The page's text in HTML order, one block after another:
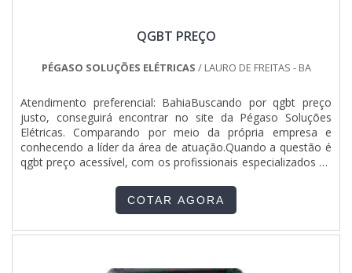
nas diversas áreas de atuação;Com mais de 15 anos de
as atividades;Sala de treinamento com materiais
última geração para melhor atender os projetos de cada
empresa.A MELHOR EMPRESA DE MOVIMENTAÇÃO DE
ITENSSomente na EIZ Engenharia é possível encontrar o que
há de melhor no ramo de movimentação de máquinas. Com
foco na experiência dos clientes, oferece itens variados
como instalações pneumáticas e construção civil.Isso se
deve ao fato de a empresa ser comprometida com os
serviços, segura e atenta, a fim de otimizar os processos,
conquistas adquiridas porque investiu em uma estrutura que
hoje conta com escritório de alta qualidade onde são
QGBT PREÇO
PÉGASO SOLUÇÕES ELÉTRICAS / LAURO DE FREITAS - BA
Atendimento preferencial: BahiaBuscando por qgbt preço
justo, conseguirá encontrar no site da Pégaso Soluções
Elétricas. Comparando por meio da própria empresa e
conhecendo a líder da área de atuação.Quando a questão é
qgbt preço acessível, com os profissionais especializados da
benefício com soluções para fabricação de quadros e
painéis elétricos.QGBT PREÇO JUSTO E ACESSÍVELA Pégaso
clientes uma estrutura com escritório de alta qualidade onde
atender todas as demandas, tudo para oferecer qgbt preço
COTAR AGORA